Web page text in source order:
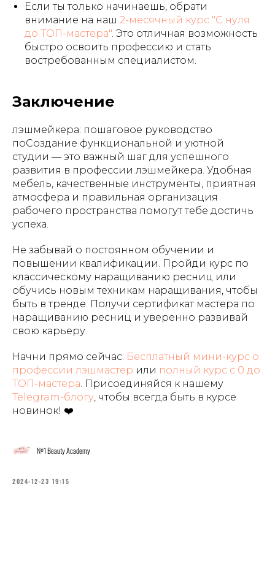
Если ты только начинаешь, обрати
внимание на наш 2-месячный курс "С нуля
до ТОП-мастера". Это отличная возможность
быстро освоить профессию и стать
востребованным специалистом.
Заключение
лэшмейкера: пошаговое руководство
поСоздание функциональной и уютной
студии — это важный шаг для успешного
развития в профессии лэшмейкера. Удобная
мебель, качественные инструменты, приятная
атмосфера и правильная организация
рабочего пространства помогут тебе достичь
успеха.
Не забывай о постоянном обучении и
повышении квалификации. Пройди курс по
классическому наращиванию ресниц или
обучись новым техникам наращивания, чтобы
быть в тренде. Получи сертификат мастера по
наращиванию ресниц и уверенно развивай
свою карьеру.
Начни прямо сейчас: Бесплатный мини-курс о
профессии лэшмастер или полный курс с 0 до
ТОП-мастера. Присоединяйся к нашему
Telegram-блогу, чтобы всегда быть в курсе
новинок! ❤️
№1 Beauty Academy
2024-12-23 19:15